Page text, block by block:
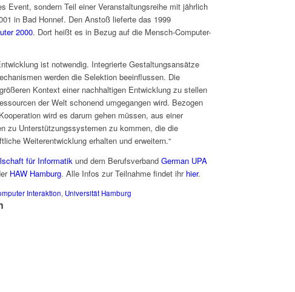
Event, sondern Teil einer Veranstaltungsreihe mit jährlich
in Bad Honnef. Den Anstoß lieferte das 1999
2000. Dort heißt es in Bezug auf die Mensch-Computer-
ist notwendig. Integrierte Gestaltungsansätze
werden die Selektion beeinflussen. Die
Kontext einer nachhaltigen Entwicklung zu stellen
der Welt schonend umgegangen wird. Bezogen
wird es darum gehen müssen, aus einer
zu Unterstützungssystemen zu kommen, die die
Weiterentwicklung erhalten und erweitern.“
für Informatik und dem Berufsverband German UPA
HAW Hamburg. Alle Infos zur Teilnahme findet ihr hier.
Interaktion, Universität Hamburg